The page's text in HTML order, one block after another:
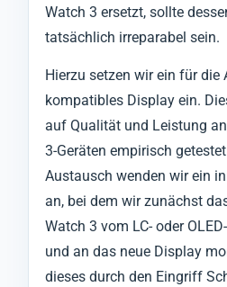
Watch 3 ersetzt, sollte
tatsächlich irreparabel sein.
Hierzu setzen wir ein für die
kompatibles Display ein.
auf Qualität und Leistung
3-Geräten empirisch
Austausch wenden wir ein
an, bei dem wir zunächst
Watch 3 vom LC- oder
und an das neue Display
dieses durch den Eingriff